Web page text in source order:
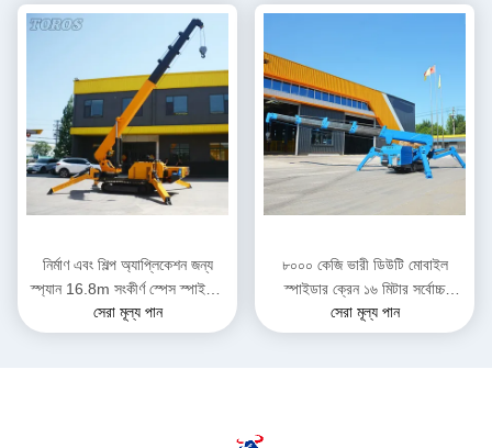
নির্মাণ এবং শিল্প অ্যাপ্লিকেশন জন্য
স্প্যান 16.8m সংকীর্ণ স্পেস স্পাইডার
ক্রেন
সেরা মূল্য পান
৮০০০ কেজি ভারী ডিউটি মোবাইল
স্পাইডার ক্রেন ১৬ মিটার সর্বোচ্চ
উত্তোলনের উচ্চতা
সেরা মূল্য পান